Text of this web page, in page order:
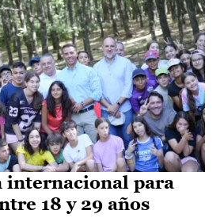
internacional para
18 y 29 años